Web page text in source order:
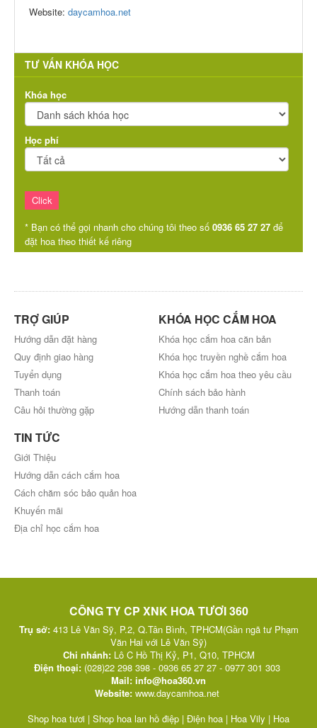
Website: daycamhoa.net
TƯ VẤN KHÓA HỌC
Khóa học
Học phí
* Bạn có thể gọi nhanh cho chúng tôi theo số 0936 65 27 27 để
đặt hoa theo thiết kế riêng
TRỢ GIÚP
Hướng dẫn đặt hàng
Quy định giao hàng
Tuyển dụng
Thanh toán
Câu hỏi thường gặp
KHÓA HỌC CẮM HOA
Khóa học cắm hoa căn bản
Khóa học truyền nghề cắm hoa
Khóa học cắm hoa theo yêu cầu
Chính sách bảo hành
Hướng dẫn thanh toán
TIN TỨC
Giới Thiệu
Hướng dẫn cách cắm hoa
Cách chăm sóc bảo quản hoa
Khuyến mãi
Địa chỉ học cắm hoa
CÔNG TY CP XNK HOA TƯƠI 360
Trụ sở:413 Lê Văn Sỹ, P.2, Q.Tân Bình, TPHCM(Gần ngã tư Phạm
Văn Hai với Lê Văn Sỹ)
Chi nhánh:Lô C Hồ Thị Kỷ, P1, Q10, TPHCM
Điện thoại: (028)22 298 398 - 0936 65 27 27 - 0977 301 303
Mail: info@hoa360.vn
Website: www.daycamhoa.net
Shop hoa tươi | Shop hoa lan hồ điệp | Điện hoa | Hoa Vily | Hoa